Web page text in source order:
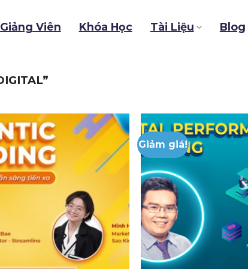
Giảng Viên Khóa Học Tài Liệu Blog
Giảm giá!